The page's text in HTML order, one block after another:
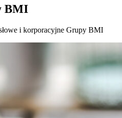
BMI
i korporacyjne Grupy BMI